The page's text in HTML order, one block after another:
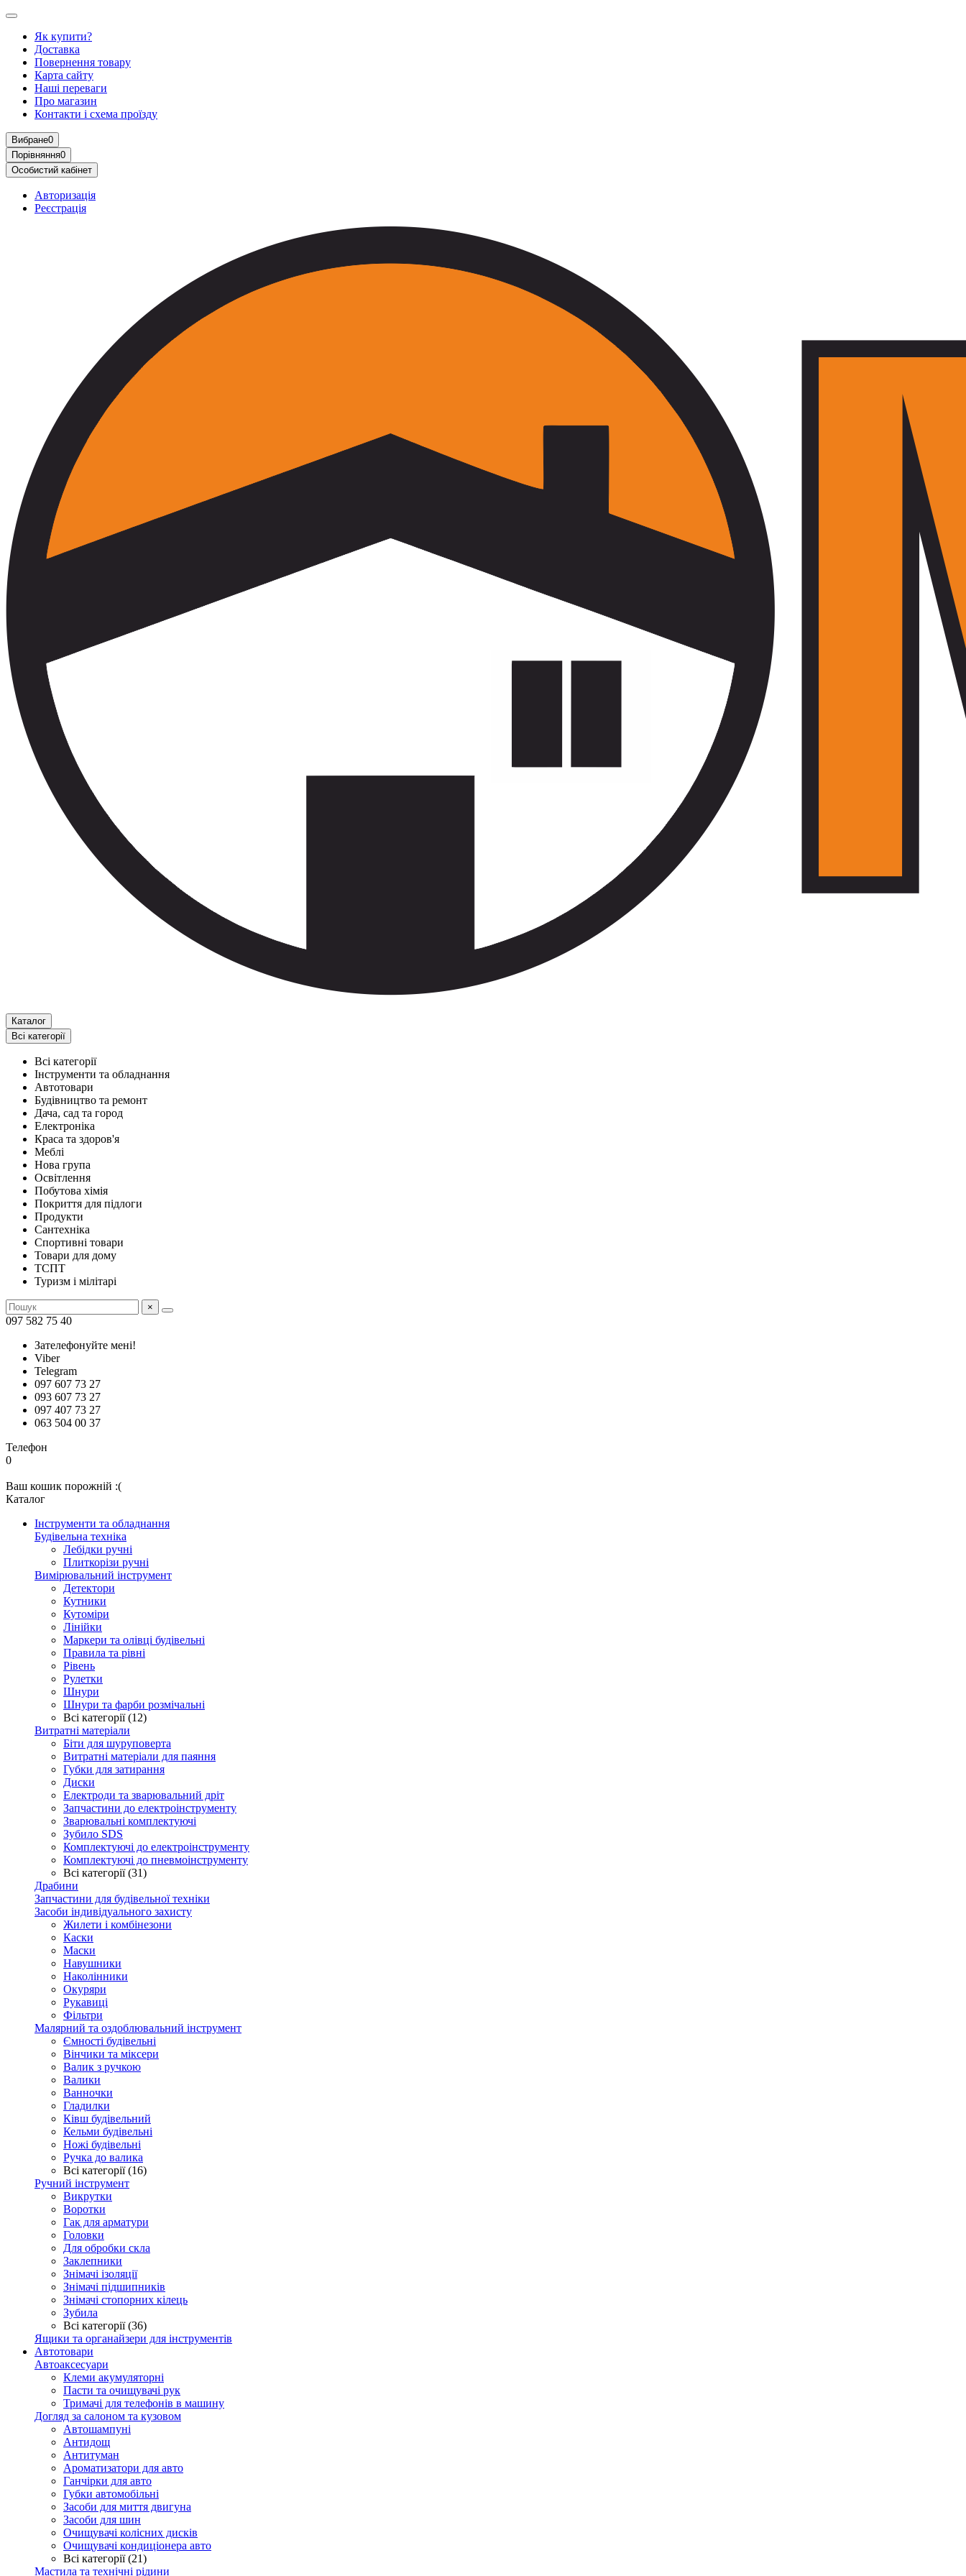
Як купити?
Доставка
Повернення товару
Карта сайту
Наші переваги
Про магазин
Контакти і схема проїзду
Вибране0
Порівняння0
Особистий кабінет
Авторизація
Реєстрація
Каталог
Всі категорії
Всі категорії
Інструменти та обладнання
Автотовари
Будівництво та ремонт
Дача, сад та город
Електроніка
Краса та здоров'я
Меблі
Нова група
Освітлення
Побутова хімія
Покриття для підлоги
Продукти
Сантехніка
Спортивні товари
Товари для дому
ТСПТ
Туризм і мілітарі
×
097 582 75 40
Зателефонуйте мені!
Viber
Telegram
097 607 73 27
093 607 73 27
097 407 73 27
063 504 00 37
Телефон
0
Ваш кошик порожній :(
Каталог
Інструменти та обладнання
Будівельна техніка
Лебідки ручні
Плиткорізи ручні
Вимірювальний інструмент
Детектори
Кутники
Кутоміри
Лінійки
Маркери та олівці будівельні
Правила та рівні
Рівень
Рулетки
Шнури
Шнури та фарби розмічальні
Всі категорії (12)
Витратні матеріали
Біти для шуруповерта
Витратні матеріали для паяння
Губки для затирання
Диски
Електроди та зварювальний дріт
Запчастини до електроінструменту
Зварювальні комплектуючі
Зубило SDS
Комплектуючі до електроінструменту
Комплектуючі до пневмоінструменту
Всі категорії (31)
Драбини
Запчастини для будівельної техніки
Засоби індивідуального захисту
Жилети і комбінезони
Каски
Маски
Навушники
Наколінники
Окуряри
Рукавиці
Фільтри
Малярний та оздоблювальний інструмент
Ємності будівельні
Вінчики та міксери
Валик з ручкою
Валики
Ванночки
Гладилки
Ківш будівельний
Кельми будівельні
Ножі будівельні
Ручка до валика
Всі категорії (16)
Ручний інструмент
Викрутки
Воротки
Гак для арматури
Головки
Для обробки скла
Заклепники
Знімачі ізоляції
Знімачі підшипників
Знімачі стопорних кілець
Зубила
Всі категорії (36)
Ящики та органайзери для інструментів
Автотовари
Автоаксесуари
Клеми акумуляторні
Пасти та очищувачі рук
Тримачі для телефонів в машину
Догляд за салоном та кузовом
Автошампуні
Антидощ
Антитуман
Ароматизатори для авто
Ганчірки для авто
Губки автомобільні
Засоби для миття двигуна
Засоби для шин
Очищувачі колісних дисків
Очищувачі кондиціонера авто
Всі категорії (21)
Мастила та технічні рідини